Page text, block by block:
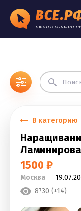
БИЗНЕС
В категорию
1500 ₽
Москва
8730 (+14)